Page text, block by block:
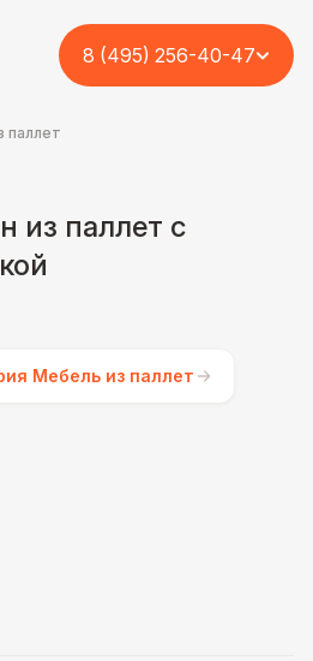
8 (495) 256-40-47
паллет
из паллет с
Мебель из паллет